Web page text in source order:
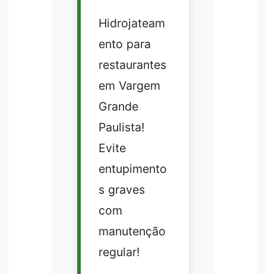
Hidrojateam
ento para
restaurantes
em Vargem
Grande
Paulista!
Evite
entupimento
s graves
com
manutenção
regular!